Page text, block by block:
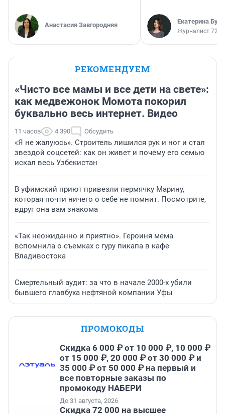
Анастасия Завгородняя Екатерина
Журналист
РЕКОМЕНДУЕМ
«Чисто все мамы и все дети на свете»:
как медвежонок Момота покорил
буквально весь интернет. Видео
11 часов 4 390 Обсудить
«Я не жалуюсь». Строитель лишился рук и ног и стал
звездой соцсетей: как он живет и почему его семью
искал весь Узбекистан
В уфимский приют привезли пермячку Марину,
которая почти ничего о себе не помнит. Посмотрите,
вдруг она вам знакома
«Так неожиданно и приятно». Героиня мема
вспомнила о съемках с гуру пикапа в кафе
Владивостока
Смертельный аудит: за что в начале 2000-х убили
бывшего главбуха нефтяной компании Уфы
ПРОМОКОДЫ
Скидка 6 000 ₽ от 10 000 ₽, 10 000 ₽
от 15 000 ₽, 20 000 ₽ от 30 000 ₽ и
35 000 ₽ от 50 000 ₽ на первый и
все повторные заказы по
промокоду НАБЕРИ
До 31 августа, 2026
Скидка 72 000 на высшее